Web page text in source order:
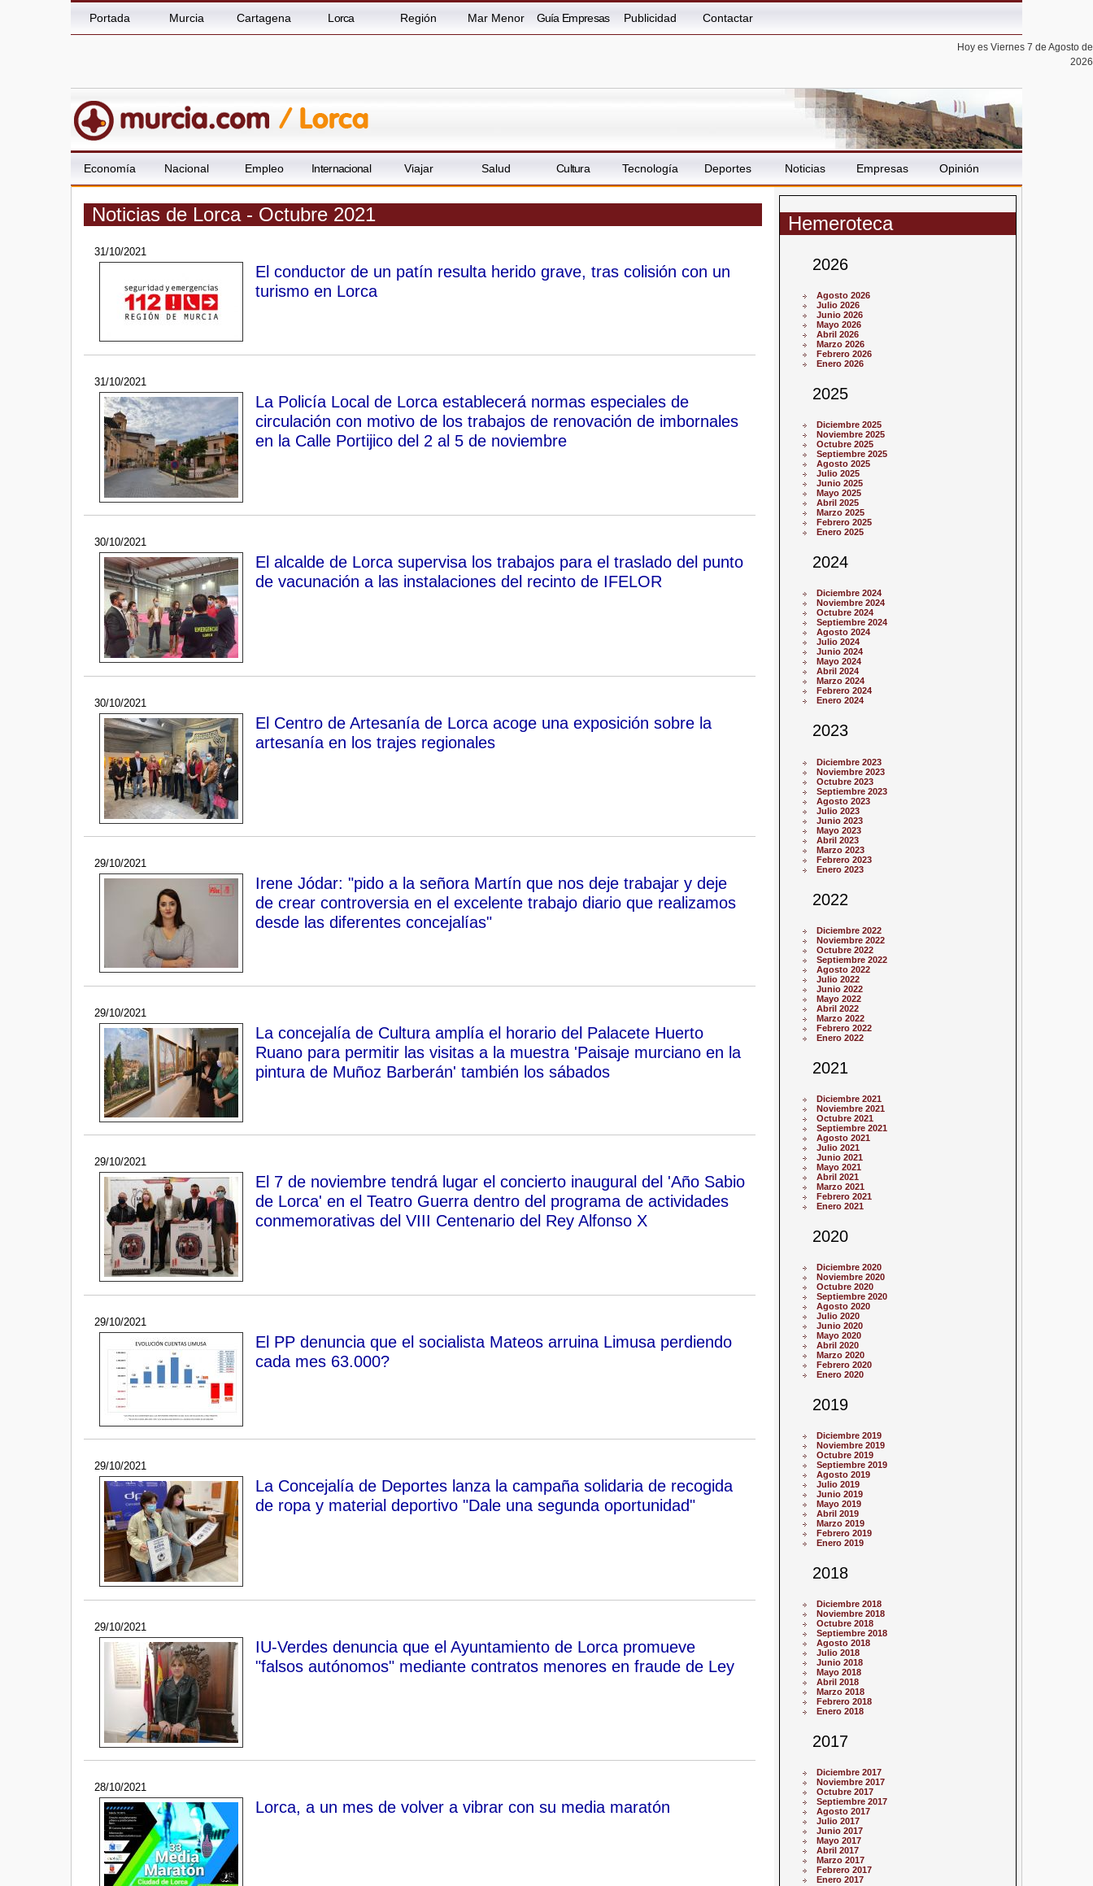
Portada Murcia Cartagena Lorca Región Mar Menor Guía Empresas Publicidad Contactar
Hoy es Viernes 7 de Agosto de
2026
Economía Nacional Empleo Internacional Viajar Salud Cultura Tecnología Deportes Noticias Empresas Opinión
Noticias de Lorca - Octubre 2021
31/10/2021
El conductor de un patín resulta herido grave, tras colisión con un
turismo en Lorca
31/10/2021
La Policía Local de Lorca establecerá normas especiales de
circulación con motivo de los trabajos de renovación de imbornales
en la Calle Portijico del 2 al 5 de noviembre
30/10/2021
El alcalde de Lorca supervisa los trabajos para el traslado del punto
de vacunación a las instalaciones del recinto de IFELOR
30/10/2021
El Centro de Artesanía de Lorca acoge una exposición sobre la
artesanía en los trajes regionales
29/10/2021
Irene Jódar: "pido a la señora Martín que nos deje trabajar y deje
de crear controversia en el excelente trabajo diario que realizamos
desde las diferentes concejalías"
29/10/2021
La concejalía de Cultura amplía el horario del Palacete Huerto
Ruano para permitir las visitas a la muestra 'Paisaje murciano en la
pintura de Muñoz Barberán' también los sábados
29/10/2021
El 7 de noviembre tendrá lugar el concierto inaugural del 'Año Sabio
de Lorca' en el Teatro Guerra dentro del programa de actividades
conmemorativas del VIII Centenario del Rey Alfonso X
29/10/2021
El PP denuncia que el socialista Mateos arruina Limusa perdiendo
cada mes 63.000?
29/10/2021
La Concejalía de Deportes lanza la campaña solidaria de recogida
de ropa y material deportivo "Dale una segunda oportunidad"
29/10/2021
IU-Verdes denuncia que el Ayuntamiento de Lorca promueve
"falsos autónomos" mediante contratos menores en fraude de Ley
28/10/2021
Lorca, a un mes de volver a vibrar con su media maratón
Hemeroteca
2026
Agosto 2026
Julio 2026
Junio 2026
Mayo 2026
Abril 2026
Marzo 2026
Febrero 2026
Enero 2026
2025
Diciembre 2025
Noviembre 2025
Octubre 2025
Septiembre 2025
Agosto 2025
Julio 2025
Junio 2025
Mayo 2025
Abril 2025
Marzo 2025
Febrero 2025
Enero 2025
2024
Diciembre 2024
Noviembre 2024
Octubre 2024
Septiembre 2024
Agosto 2024
Julio 2024
Junio 2024
Mayo 2024
Abril 2024
Marzo 2024
Febrero 2024
Enero 2024
2023
Diciembre 2023
Noviembre 2023
Octubre 2023
Septiembre 2023
Agosto 2023
Julio 2023
Junio 2023
Mayo 2023
Abril 2023
Marzo 2023
Febrero 2023
Enero 2023
2022
Diciembre 2022
Noviembre 2022
Octubre 2022
Septiembre 2022
Agosto 2022
Julio 2022
Junio 2022
Mayo 2022
Abril 2022
Marzo 2022
Febrero 2022
Enero 2022
2021
Diciembre 2021
Noviembre 2021
Octubre 2021
Septiembre 2021
Agosto 2021
Julio 2021
Junio 2021
Mayo 2021
Abril 2021
Marzo 2021
Febrero 2021
Enero 2021
2020
Diciembre 2020
Noviembre 2020
Octubre 2020
Septiembre 2020
Agosto 2020
Julio 2020
Junio 2020
Mayo 2020
Abril 2020
Marzo 2020
Febrero 2020
Enero 2020
2019
Diciembre 2019
Noviembre 2019
Octubre 2019
Septiembre 2019
Agosto 2019
Julio 2019
Junio 2019
Mayo 2019
Abril 2019
Marzo 2019
Febrero 2019
Enero 2019
2018
Diciembre 2018
Noviembre 2018
Octubre 2018
Septiembre 2018
Agosto 2018
Julio 2018
Junio 2018
Mayo 2018
Abril 2018
Marzo 2018
Febrero 2018
Enero 2018
2017
Diciembre 2017
Noviembre 2017
Octubre 2017
Septiembre 2017
Agosto 2017
Julio 2017
Junio 2017
Mayo 2017
Abril 2017
Marzo 2017
Febrero 2017
Enero 2017